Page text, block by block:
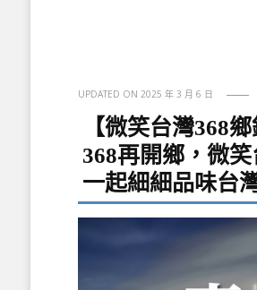
UPDATED ON2025 年 3 月 6 日
【微笑台灣368
368再開鄉，微笑
一起細細品味台